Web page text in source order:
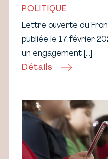
POLITIQUE
Lettre ouverte du
publiée le 17 février
un engagement […]
Détails